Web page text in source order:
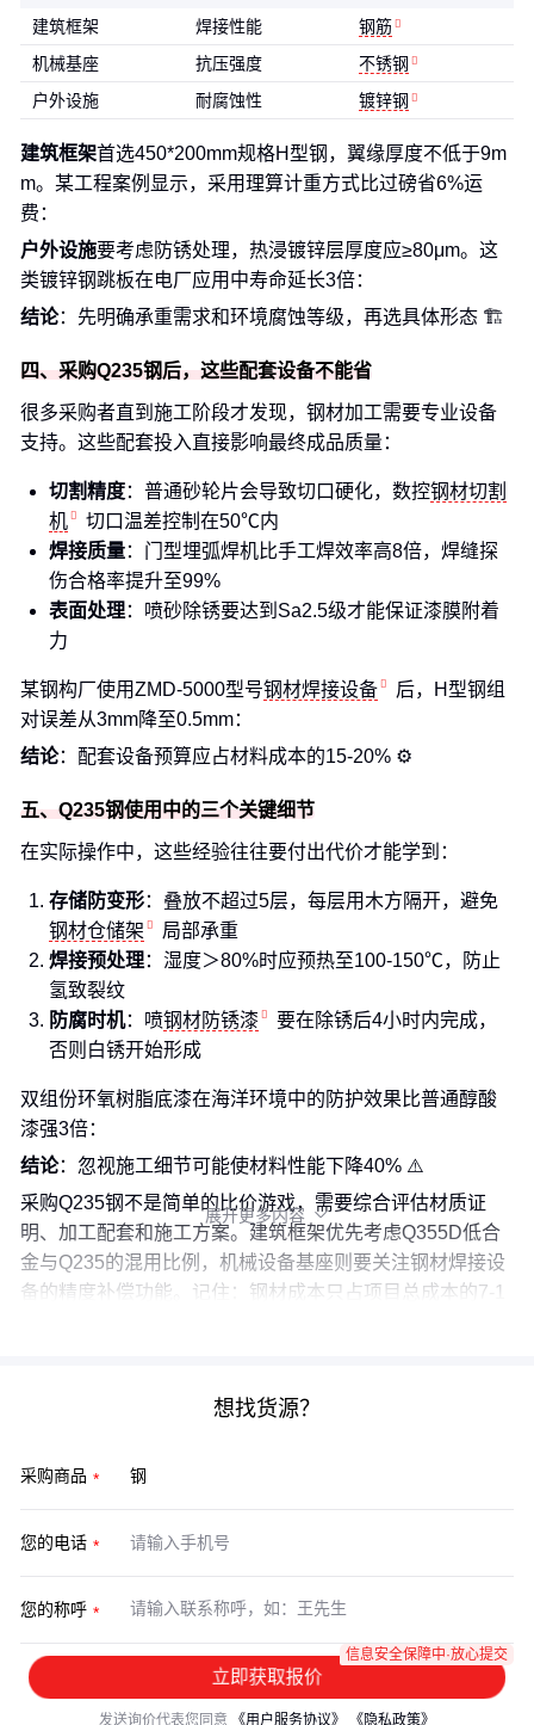
建筑框架
焊接性能
钢筋
机械基座
抗压强度
不锈钢
户外设施
耐腐蚀性 镀锌钢
建筑框架首选450*200mm规格H型钢，翼缘厚度不低于9m
m。某工程案例显示，采用理算计重方式比过磅省6%运
费：
户外设施要考虑防锈处理，热浸镀锌层厚度应≥80μm。这
类镀锌钢跳板在电厂应用中寿命延长3倍：
结论：先明确承重需求和环境腐蚀等级，再选具体形态 🏗️
四、采购Q235钢后，这些配套设备不能省
很多采购者直到施工阶段才发现，钢材加工需要专业设备
支持。这些配套投入直接影响最终成品质量：
切割精度：普通砂轮片会导致切口硬化，数控钢材切割
机
切口温差控制在50℃内
焊接质量：门型埋弧焊机比手工焊效率高8倍，焊缝探
伤合格率提升至99%
表面处理：喷砂除锈要达到Sa2.5级才能保证漆膜附着
力
某钢构厂使用ZMD-5000型号钢材焊接设备
后，H型钢组
对误差从3mm降至0.5mm：
结论：配套设备预算应占材料成本的15-20% ⚙️
五、Q235钢使用中的三个关键细节
在实际操作中，这些经验往往要付出代价才能学到：
存储防变形：叠放不超过5层，每层用木方隔开，避免
钢材仓储架
局部承重
焊接预处理：湿度＞80%时应预热至100-150℃，防止
氢致裂纹
防腐时机：喷钢材防锈漆
要在除锈后4小时内完成，
否则白锈开始形成
双组份环氧树脂底漆在海洋环境中的防护效果比普通醇酸
漆强3倍：
结论：忽视施工细节可能使材料性能下降40% ⚠️
采购Q235钢不是简单的比价游戏，需要综合评估材质证
明、加工配套和施工方案。建筑框架优先考虑Q355D低合
金与Q235的混用比例，机械设备基座则要关注钢材焊接设
备的精度补偿功能。记住：钢材成本只占项目总成本的7-1
展开更多内容 
想找货源？
采购商品
您的电话
您的称呼
立即获取报价
信息安全保障中·放心提交
发送询价代表您同意 《用户服务协议》 《隐私政策》